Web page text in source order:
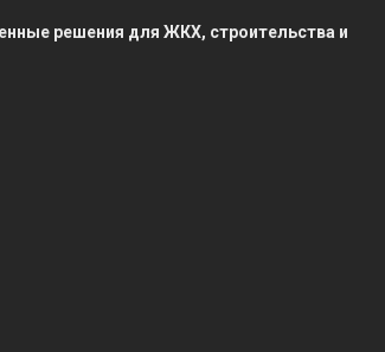
решения для ЖКХ, строительства и